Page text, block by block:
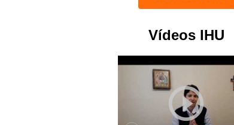
Vídeos IHU
play_circle_outline